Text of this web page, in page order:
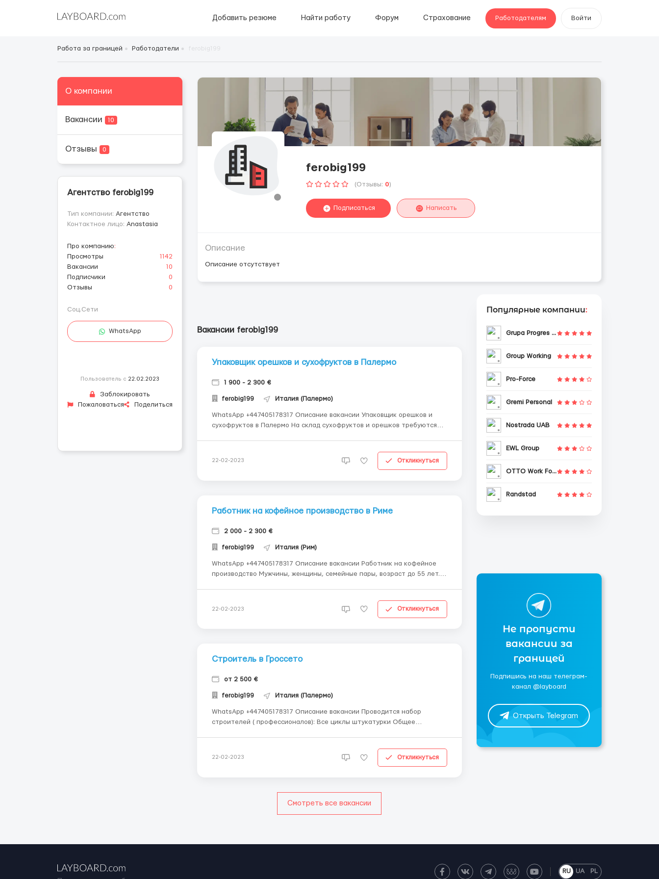
Добавить резюме Найти работу Форум Страхование Работодателям Войти
Работа за границей Работодатели
О компании
Вакансии 10
Отзывы 0
Агентство ferobig199
Тип компании: Агентство
Контактное лицо: Anastasia
Про компанию:
Просмотры
1142
Вакансии
10
Подписчики
0
Отзывы
0
Соц.Сети
WhatsApp
Пользователь с 22.02.2023
Заблокировать
Пожаловаться
Поделиться
ferobig199
(Отзывы: 0)
Подписаться Написать
Описание
Описание отсутствует
Вакансии ferobig199
Упаковщик орешков и сухофруктов в Палермо
1 900 - 2 300 €
ferobig199 Италия (Палермо)
WhatsApp +447405178317 Описание вакансии Упаковщик орешков и
сухофруктов в Палермо На склад сухофруктов и орешков требуются
22-02-2023 Откликнуться
Работник на кофейное производство в Риме
2 000 - 2 300 €
ferobig199 Италия (Рим)
WhatsApp +447405178317 Описание вакансии Работник на кофейное
производство Мужчины, женщины, семейные пары, возраст до 55 лет.
поддерживается 20-25 градусов. Рабочая фор...
22-02-2023 Откликнуться
Строитель в Гроссето
от 2 500 €
ferobig199 Италия (Палермо)
WhatsApp +447405178317 Описание вакансии Проводится набор
строителей ( профессионалов): Все циклы штукатурки Общее
неделю, 2 выходных Питание +проживание - ...
22-02-2023 Откликнуться
Смотреть все вакансии
Популярные компании:
Grupa Progres Sp. z o.o.
Group Working
Pro-Force
Gremi Personal
Nostrada UAB
EWL Group
OTTO Work Force
Randstad
Не пропусти
вакансии за
границей
Подпишись на наш телеграм-
канал @layboard
Открыть Telegram
RU UA PL